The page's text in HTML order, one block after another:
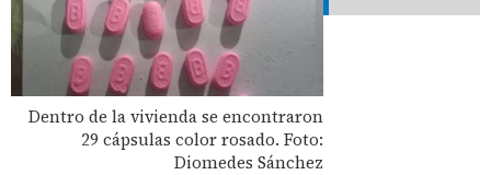
Dentro de la vivienda se encontraron
29 cápsulas color rosado. Foto:
Diomedes Sánchez